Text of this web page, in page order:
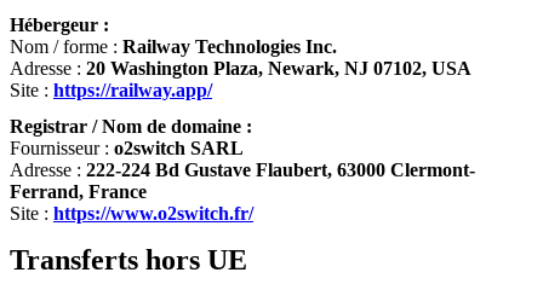
Hébergeur :
Nom / forme : Railway Technologies Inc.
Adresse : 20 Washington Plaza, Newark, NJ 07102, USA
Site : https://railway.app/
Registrar / Nom de domaine :
Fournisseur : o2switch SARL
Adresse : 222-224 Bd Gustave Flaubert, 63000 Clermont-
Ferrand, France
Site : https://www.o2switch.fr/
Transferts hors UE